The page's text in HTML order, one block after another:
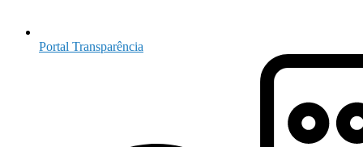
Portal Transparência